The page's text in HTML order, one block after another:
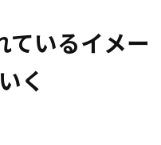
ているイメー
く